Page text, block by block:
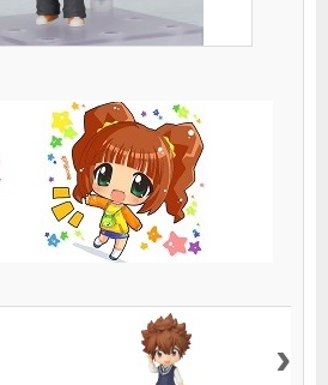
›